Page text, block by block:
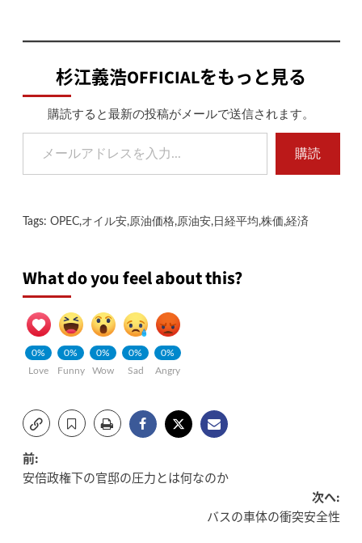
杉江義浩OFFICIALをもっと見る
購読すると最新の投稿がメールで送信されます。
メールアドレスを入力...
購読
Tags: OPEC,オイル安,原油価格,原油安,日経平均,株価,経済
What do you feel about this?
0%
Love
0%
Funny
0%
Wow
0%
Sad
0%
Angry
投
前:
安倍政権下の官邸の圧力とは何なのか
次へ:
バスの車体の衝突安全性